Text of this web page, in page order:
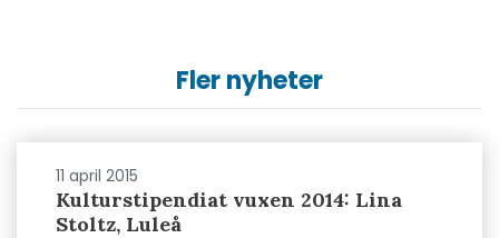
Fler nyheter
11 april 2015
Kulturstipendiat vuxen 2014: Lina
Stoltz, Luleå